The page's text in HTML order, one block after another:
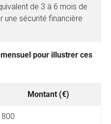
de 3 à 6 mois de
une sécurité financière
pour illustrer ces
Montant (€)
800